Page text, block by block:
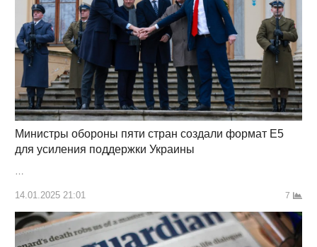
Министры обороны пяти стран создали формат E5
для усиления поддержки Украины
…
14.01.2025 21:01 7